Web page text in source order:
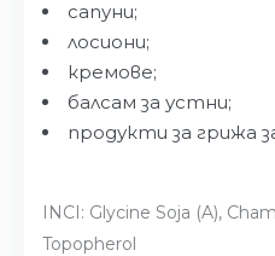
сапуни;
лосиони;
кремове;
балсам за устни;
продукти за грижа
INCI: Glycine Soja (A),
Topopherol